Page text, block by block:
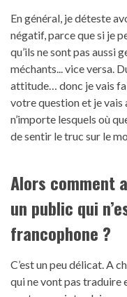
En général, je déteste
négatif, parce que si je
qu’ils ne sont pas aussi
méchants... vice versa.
attitude… donc je vais
votre question et je
n’importe lesquels où
de sentir le truc sur le
Alors comment
un public qui
francophone ?
C’est un peu délicat. A
qui ne vont pas traduire